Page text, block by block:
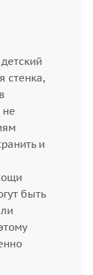
стенка,
не
и
быть